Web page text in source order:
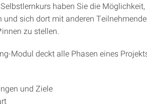
haben Sie die
und sich dort mit anderen
zu stellen.
Modul deckt alle Phasen eines
und Ziele